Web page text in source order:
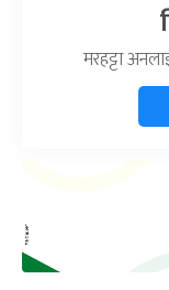
मरहट्टा